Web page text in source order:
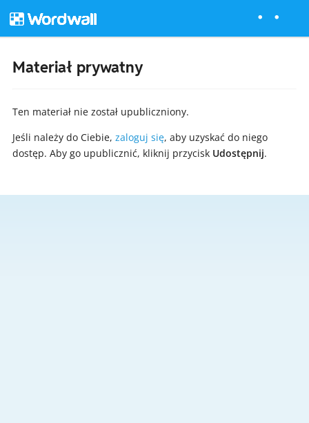
Materiał prywatny
Ten materiał nie został upubliczniony.
Jeśli należy do Ciebie, zaloguj się, aby uzyskać do niego
dostęp. Aby go upublicznić, kliknij przycisk Udostępnij.